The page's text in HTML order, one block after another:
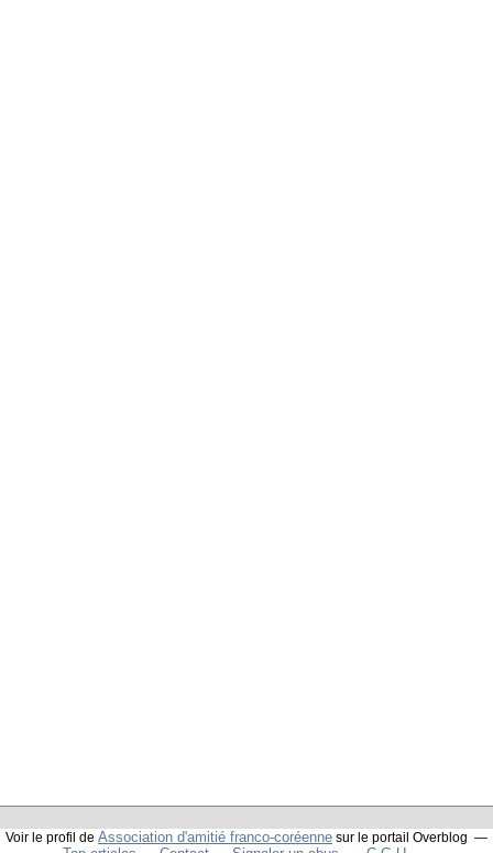
Voir le profil de Association d'amitié franco-coréenne sur le portail Overblog